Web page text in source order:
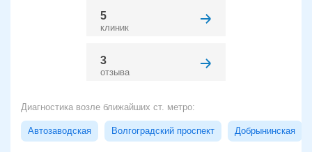
5
клиник
3
отзыва
Диагностика возле ближайших ст. метро:
Автозаводская Волгоградский проспект Добрынинская